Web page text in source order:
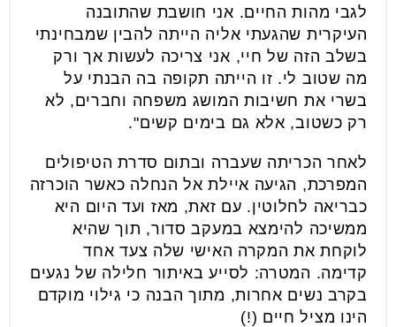
לגבי מהות החיים. אני חושבת שהתובנה
העיקרית שהגעתי אליה הייתה להבין שמבחינתי
בשלב הזה של חיי, אני צריכה לעשות אך ורק
מה שטוב לי. זו הייתה תקופה בה הבנתי על
בשרי את חשיבות המושג משפחה וחברים, לא
רק כשטוב, אלא גם בימים קשים".
לאחר הכריתה שעברה ובתום סדרת הטיפולים
המפרכת, הגיעה איילת אל הנחלה כאשר הוכרזה
כבריאה לחלוטין. עם זאת, מאז ועד היום היא
ממשיכה להימצא במעקב סדור, תוך שהיא
לוקחת את המקרה האישי שלה צעד אחד
קדימה. המטרה: לסייע באיתור חלילה של נגעים
בקרב נשים אחרות, מתוך הבנה כי גילוי מוקדם
הינו מציל חיים (!)